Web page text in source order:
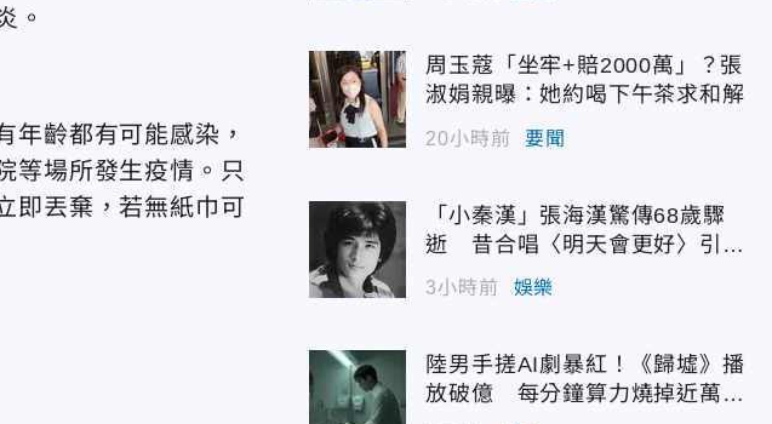
。
年齡都有可能感染，
等場所發生疫情。只
即丟棄，若無紙巾可
周玉蔻「坐牢+賠2000萬」？張
淑娟親曝：她約喝下午茶求和解
20小時前 要聞
「小秦漢」張海漢驚傳68歲驟
逝 昔合唱〈明天會更好〉引追
憶
3小時前 娛樂
陸男手搓AI劇暴紅！《歸墟》播
放破億 每分鐘算力燒掉近萬台